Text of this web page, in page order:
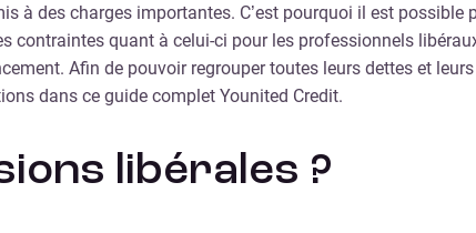
à des charges importantes. C’est pourquoi il est
contraintes quant à celui-ci pour les professionnels
Afin de pouvoir regrouper toutes leurs dettes et
dans ce guide complet Younited Credit.
libérales ?